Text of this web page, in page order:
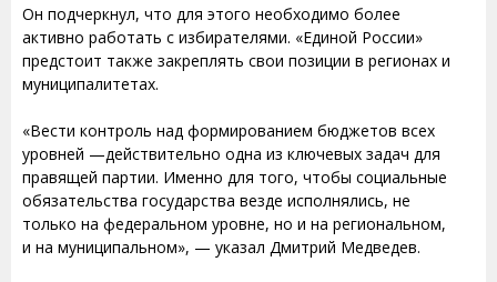
Он подчеркнул, что для этого необходимо более
активно работать с избирателями. «Единой России»
предстоит также закреплять свои позиции в регионах и
муниципалитетах.
«Вести контроль над формированием бюджетов всех
уровней —действительно одна из ключевых задач для
правящей партии. Именно для того, чтобы социальные
обязательства государства везде исполнялись, не
только на федеральном уровне, но и на региональном,
и на муниципальном», — указал Дмитрий Медведев.